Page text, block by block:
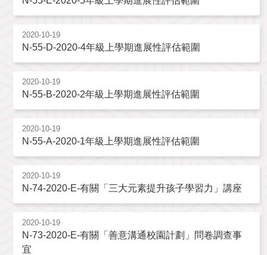
2020-10-19
N-55-D-2020-4年級上學期進展性評估範圍
2020-10-19
N-55-B-2020-2年級上學期進展性評估範圍
2020-10-19
N-55-A-2020-1年級上學期進展性評估範圍
2020-10-19
N-74-2020-E-有關「三大元素提升孩子學習力」講座
2020-10-19
N-73-2020-E-有關「善意溝通校園計劃」問卷調查事
宜